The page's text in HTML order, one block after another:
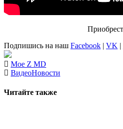
Подпишись на наш Facebook | VK |
Moe Z MD
ВидеоНовости
Читайте также